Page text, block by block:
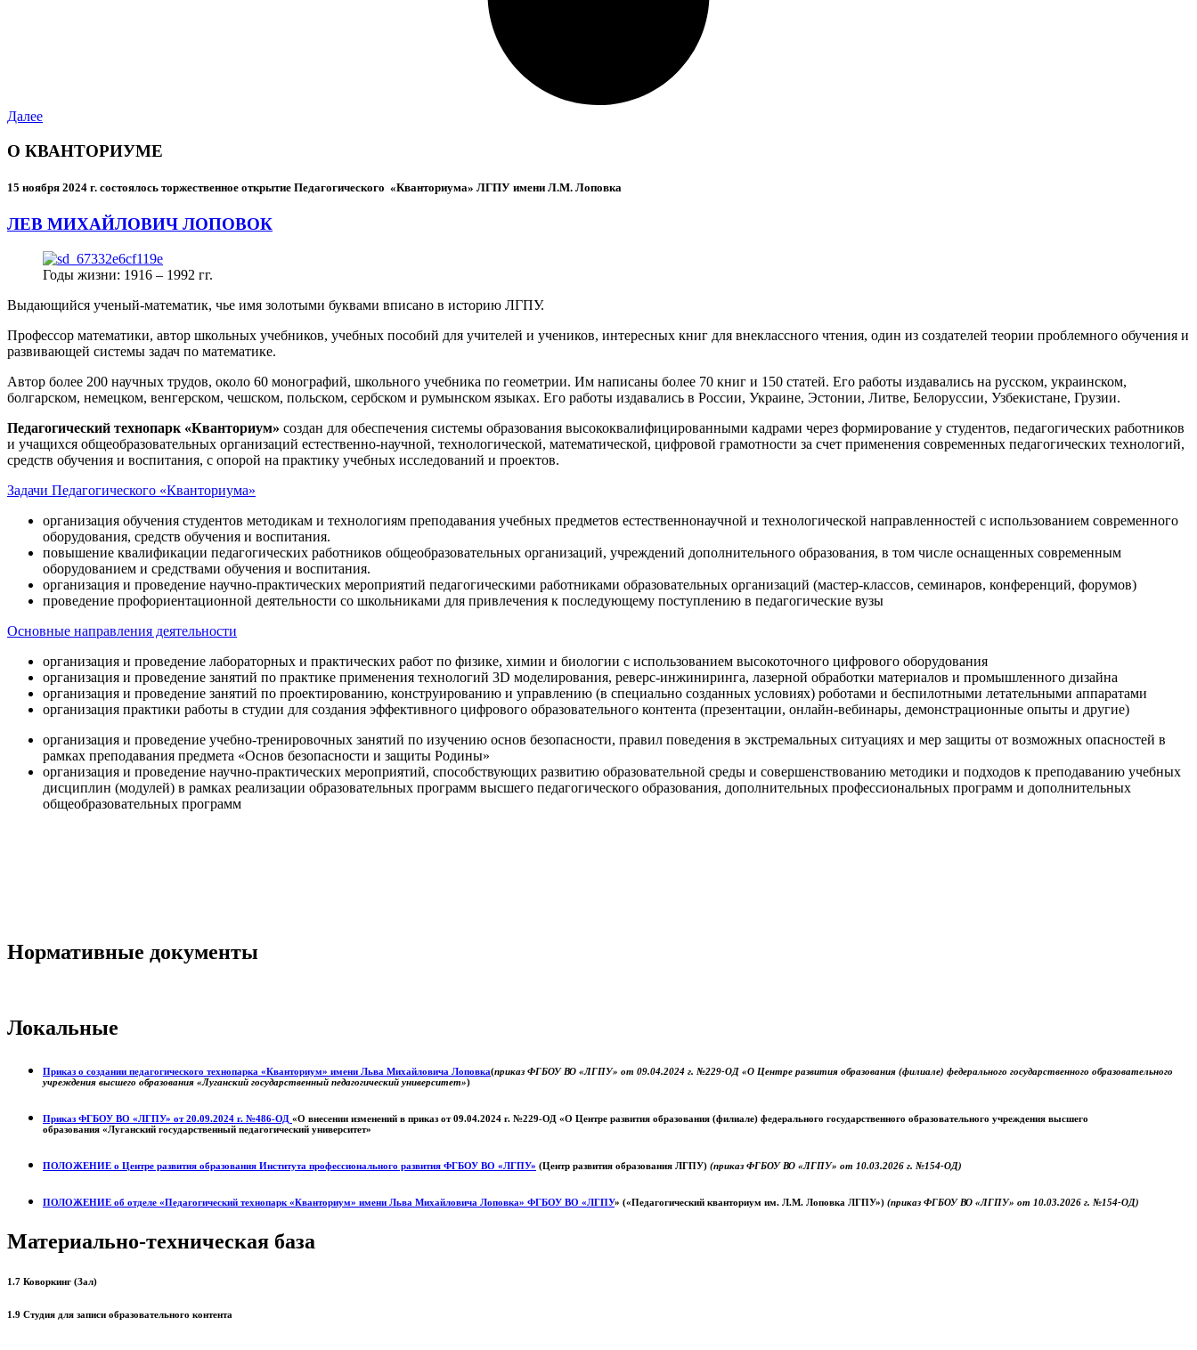
Далее
О КВАНТОРИУМЕ
15 ноября 2024 г. состоялось торжественное открытие Педагогического «Кванториума» ЛГПУ имени Л.М. Лоповка
ЛЕВ МИХАЙЛОВИЧ ЛОПОВОК
Годы жизни: 1916 – 1992 гг.
Выдающийся ученый-математик, чье имя золотыми буквами вписано в историю ЛГПУ.
Профессор математики, автор школьных учебников, учебных пособий для учителей и учеников, интересных книг для внеклассного чтения, один из создателей теории проблемного обучения и
развивающей системы задач по математике.
Автор более 200 научных трудов, около 60 монографий, школьного учебника по геометрии. Им написаны более 70 книг и 150 статей. Его работы издавались на русском, украинском,
болгарском, немецком, венгерском, чешском, польском, сербском и румынском языках. Его работы издавались в России, Украине, Эстонии, Литве, Белоруссии, Узбекистане, Грузии.
Педагогический технопарк «Кванториум» создан для обеспечения системы образования высококвалифицированными кадрами через формирование у студентов, педагогических работников
и учащихся общеобразовательных организаций естественно-научной, технологической, математической, цифровой грамотности за счет применения современных педагогических технологий,
средств обучения и воспитания, с опорой на практику учебных исследований и проектов.
Задачи Педагогического «Кванториума»
организация обучения студентов методикам и технологиям преподавания учебных предметов естественнонаучной и технологической направленностей с использованием современного
оборудования, средств обучения и воспитания.
повышение квалификации педагогических работников общеобразовательных организаций, учреждений дополнительного образования, в том числе оснащенных современным
оборудованием и средствами обучения и воспитания.
организация и проведение научно-практических мероприятий педагогическими работниками образовательных организаций (мастер-классов, семинаров, конференций, форумов)
проведение профориентационной деятельности со школьниками для привлечения к последующему поступлению в педагогические вузы
Основные направления деятельности
организация и проведение лабораторных и практических работ по физике, химии и биологии с использованием высокоточного цифрового оборудования
организация и проведение занятий по практике применения технологий 3D моделирования, реверс-инжиниринга, лазерной обработки материалов и промышленного дизайна
организация и проведение занятий по проектированию, конструированию и управлению (в специально созданных условиях) роботами и беспилотными летательными аппаратами
организация практики работы в студии для создания эффективного цифрового образовательного контента (презентации, онлайн-вебинары, демонстрационные опыты и другие)
организация и проведение учебно-тренировочных занятий по изучению основ безопасности, правил поведения в экстремальных ситуациях и мер защиты от возможных опасностей в
рамках преподавания предмета «Основ безопасности и защиты Родины»
организация и проведение научно-практических мероприятий, способствующих развитию образовательной среды и совершенствованию методики и подходов к преподаванию учебных
дисциплин (модулей) в рамках реализации образовательных программ высшего педагогического образования, дополнительных профессиональных программ и дополнительных
общеобразовательных программ
Нормативные документы
Локальные
Приказ о создании педагогического технопарка «Кванториум» имени Льва Михайловича Лоповка(приказ ФГБОУ ВО «ЛГПУ» от 09.04.2024 г. №229-ОД «О Центре развития образования (филиале) федерального государственного образовательного
учреждения высшего образования «Луганский государственный педагогический университет»)
Приказ ФГБОУ ВО «ЛГПУ» от 20.09.2024 г. №486-ОД «О внесении изменений в приказ от 09.04.2024 г. №229-ОД «О Центре развития образования (филиале) федерального государственного образовательного учреждения высшего
образования «Луганский государственный педагогический университет»
ПОЛОЖЕНИЕ о Центре развития образования Института профессионального развития ФГБОУ ВО «ЛГПУ» (Центр развития образования ЛГПУ) (приказ ФГБОУ ВО «ЛГПУ» от 10.03.2026 г. №154-ОД)
ПОЛОЖЕНИЕ об отделе «Педагогический технопарк «Кванториум» имени Льва Михайловича Лоповка» ФГБОУ ВО «ЛГПУ» («Педагогический кванториум им. Л.М. Лоповка ЛГПУ») (приказ ФГБОУ ВО «ЛГПУ» от 10.03.2026 г. №154-ОД)
Материально-техническая база
1.7 Коворкинг (Зал)
1.9 Студия для записи образовательного контента